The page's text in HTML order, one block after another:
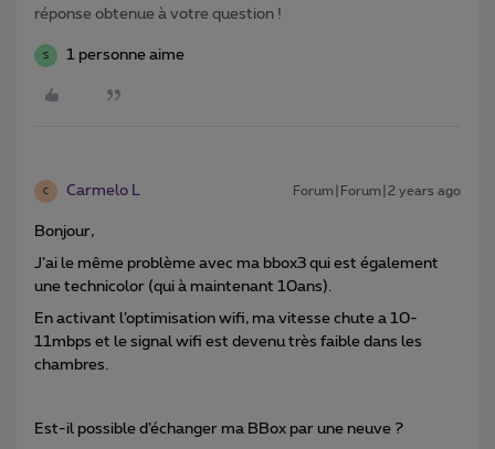
réponse obtenue à votre question !
S 1 personne aime
C Carmelo L Forum|Forum|2 years ago
Bonjour,
J’ai le même problème avec ma bbox3 qui est également
une technicolor (qui à maintenant 10ans).
En activant l’optimisation wifi, ma vitesse chute a 10-
11mbps et le signal wifi est devenu très faible dans les
chambres.
Est-il possible d’échanger ma BBox par une neuve ?